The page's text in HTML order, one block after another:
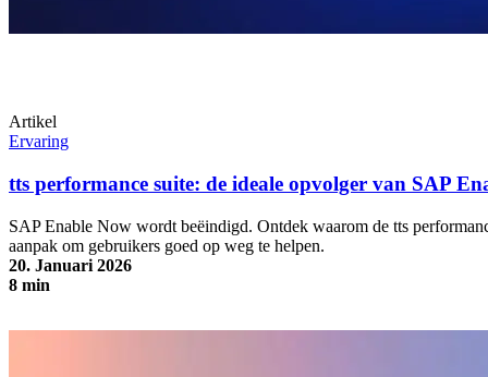
Artikel
Ervaring
tts performance suite: de ideale opvolger van SAP
SAP Enable Now wordt beëindigd. Ontdek waarom de tts
aanpak om gebruikers goed op weg te helpen.
20. Januari 2026
8 min